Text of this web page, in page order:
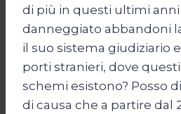
di più in questi ultimi anni
danneggiato abbandoni
il suo sistema giudiziario
porti stranieri, dove questi
schemi esistono? Posso
di causa che a partire dal